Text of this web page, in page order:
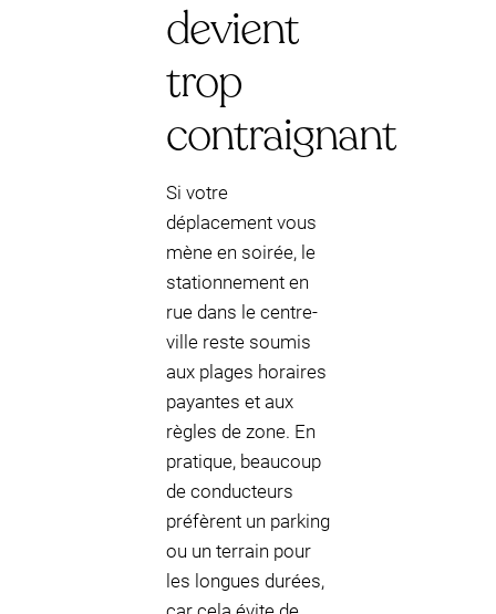
devient
trop
contraignant
Si votre
déplacement vous
mène en soirée, le
stationnement en
rue dans le centre-
ville reste soumis
aux plages horaires
payantes et aux
règles de zone. En
pratique, beaucoup
de conducteurs
préfèrent un parking
ou un terrain pour
les longues durées,